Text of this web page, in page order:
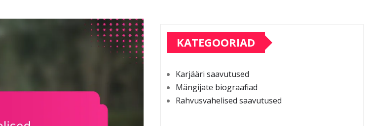
KATEGOORIAD
Karjääri saavutused
Mängijate biograafiad
Rahvusvahelised saavutused